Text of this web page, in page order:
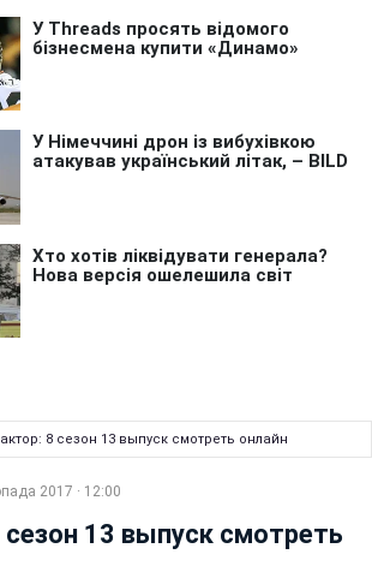
8 сезон 13 выпуск смотреть онлайн
2017 · 12:00
13 выпуск смотреть